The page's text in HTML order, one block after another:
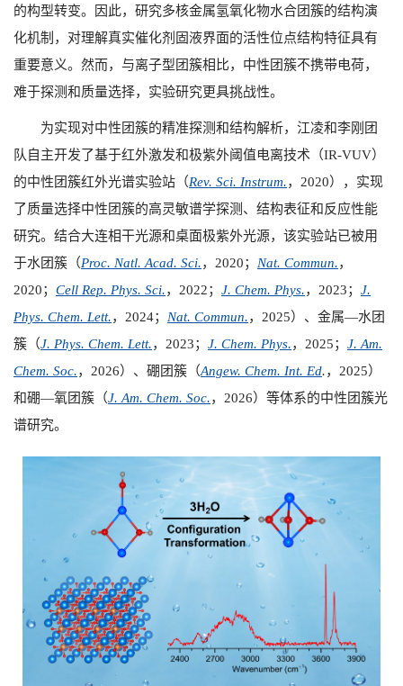
的构型转变。因此，研究多核金属氢氧化物水合团簇的结构演
化机制，对理解真实催化剂固液界面的活性位点结构特征具有
重要意义。然而，与离子型团簇相比，中性团簇不携带电荷，
难于探测和质量选择，实验研究更具挑战性。
为实现对中性团簇的精准探测和结构解析，江凌和李刚团
队自主开发了基于红外激发和极紫外阈值电离技术（IR-VUV）
的中性团簇红外光谱实验站（Rev. Sci. Instrum.， 2020），实现
了质量选择中性团簇的高灵敏谱学探测、结构表征和反应性能
研究。结合大连相干光源和桌面极紫外光源，该实验站已被用
于水团簇（Proc. Natl. Acad. Sci.， 2020； Nat. Commun.，
2020； Cell Rep. Phys. Sci.， 2022； J. Chem. Phys.， 2023； J.
Phys. Chem. Lett.， 2024； Nat. Commun.， 2025）、金属—水团
簇（J. Phys. Chem. Lett.， 2023； J. Chem. Phys.， 2025； J. Am.
Chem. Soc.， 2026）、硼团簇（Angew. Chem. Int. Ed.， 2025）
和硼—氧团簇（J. Am. Chem. Soc.， 2026）等体系的中性团簇光
谱研究。